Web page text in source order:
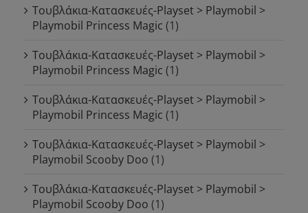
Τουβλάκια-Κατασκευές-Playset > Playmobil >
Playmobil Princess Magic (1)
Τουβλάκια-Κατασκευές-Playset > Playmobil >
Playmobil Princess Magic (1)
Τουβλάκια-Κατασκευές-Playset > Playmobil >
Playmobil Princess Magic (1)
Τουβλάκια-Κατασκευές-Playset > Playmobil >
Playmobil Scooby Doo (1)
Τουβλάκια-Κατασκευές-Playset > Playmobil >
Playmobil Scooby Doo (1)